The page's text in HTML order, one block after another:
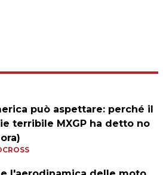
può aspettare: perché il
terribile MXGP ha detto no